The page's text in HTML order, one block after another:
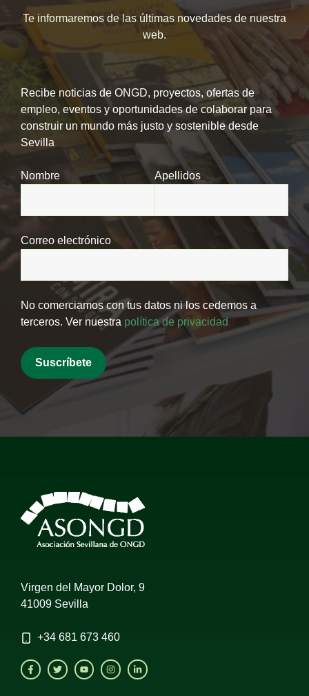
Te informaremos de las últimas novedades de nuestra
web.
Recibe noticias de ONGD, proyectos, ofertas de
empleo, eventos y oportunidades de colaborar para
construir un mundo más justo y sostenible desde
Sevilla
Nombre Apellidos
Correo electrónico
No comerciamos con tus datos ni los cedemos a
terceros. Ver nuestra política de privacidad
Virgen del Mayor Dolor, 9
41009 Sevilla
+34 681 673 460